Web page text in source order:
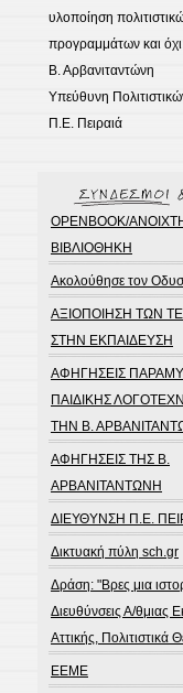
υλοποίηση
προγραμμάτων και
Β. Αρβανιταντώνη
Υπεύθυνη
Π.Ε. Πειραιά
OPENBOOK/
ΒΙΒΛΙΟΘΗΚΗ
Ακολούθησε τον
ΑΞΙΟΠΟΙΗΣΗ ΤΩΝ
ΣΤΗΝ ΕΚΠΑΙΔΕΥΣΗ
ΑΦΗΓΗΣΕΙΣ
ΠΑΙΔΙΚΗΣ
ΤΗΝ Β.
ΑΦΗΓΗΣΕΙΣ ΤΗΣ Β.
ΑΡΒΑΝΙΤΑΝΤΩΝΗ
ΔΙΕΥΘΥΝΣΗ Π.Ε.
Δικτυακή πύλη sch.gr
Δράση: "Βρες μια
Διευθύνσεις Α/θμιας
Αττικής, Πολιτιστικά
ΕΕΜΕ